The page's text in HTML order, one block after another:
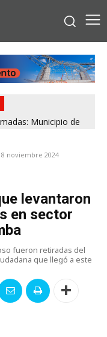
Municipio de
noviembre 2024
levantaron
en sector
fueron retiradas del
que llegó a este